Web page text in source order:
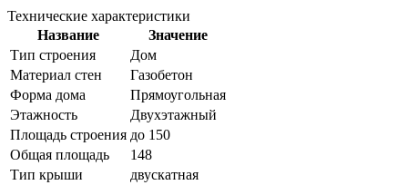
Технические характеристики
Название
Значение
Тип строения
Дом
Материал стен
Газобетон
Форма дома
Прямоугольная
Этажность
Двухэтажный
Площадь строения до 150
Общая площадь
148
Тип крыши
двускатная